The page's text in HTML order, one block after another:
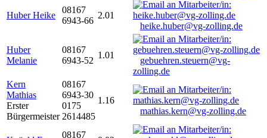
Huber Heike
08167
6943-66
2.01
heike.huber@vg-zolling.de
Huber
Melanie
08167
6943-52
1.01
gebuehren.steuern@vg-
zolling.de
Kern
Mathias
Erster
Bürgermeister
08167
6943-30
0175
2614485
1.16
mathias.kern@vg-zolling.de
08167